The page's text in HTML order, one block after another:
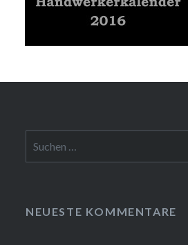
nach:
NEUESTE KOMMENTARE